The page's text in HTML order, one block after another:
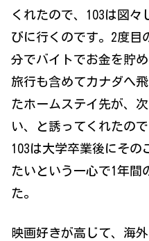
くれたので、103は図々
びに行くのです。2度目
分でバイトでお金を貯
旅行も含めてカナダへ
たホームステイ先が、
い、と誘ってくれたの
103は大学卒業後にその
たいという一心で1年間
た。
映画好きが高じて、海